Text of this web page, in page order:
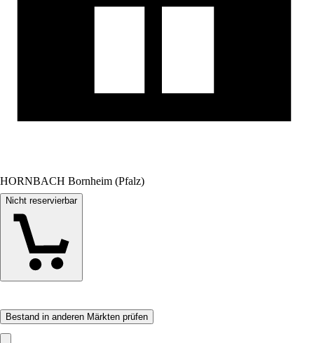
HORNBACH Bornheim (Pfalz)
Nicht reservierbar
Bestand in anderen Märkten prüfen